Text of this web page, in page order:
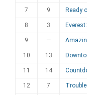
7 9 Ready
8 3
9 —
10 13
11 14
12 7 Trouble